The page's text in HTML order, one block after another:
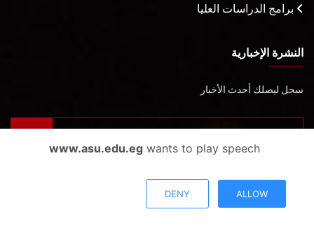
برامج الدراسات العليا
النشرة الإخبارية
سجل ليصلك أحدث الأخبار
أراء المستخدمين
www.asu.edu.egwants to play speech
DENY ALLOW